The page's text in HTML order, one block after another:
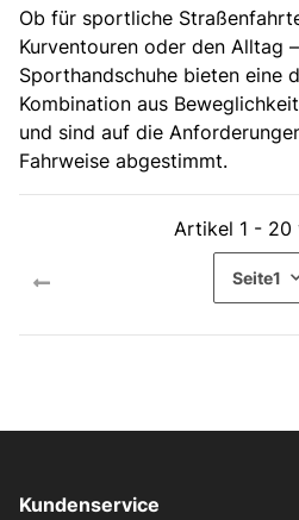
Ob für sportliche
Kurventouren oder den Alltag
Sporthandschuhe bieten eine
Kombination aus
und sind auf die
Fahrweise abgestimmt.
Artikel 1 - 20
Seite1
Kundenservice